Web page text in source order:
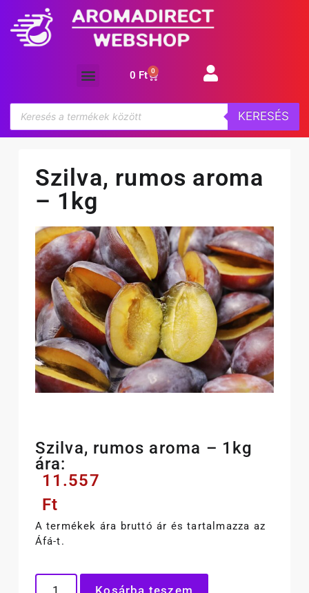
0 Ft 0
KERESÉS
Szilva, rumos aroma
– 1kg
Szilva, rumos aroma – 1kg
ára:
11.557
Ft
A termékek ára bruttó ár és tartalmazza az
Áfá-t.